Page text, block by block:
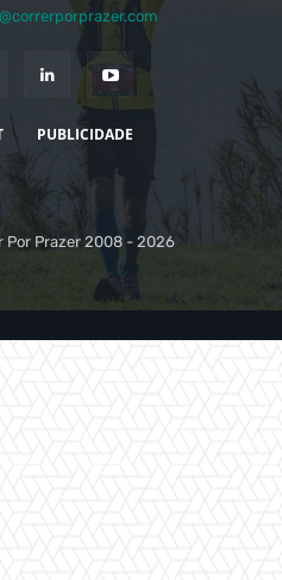
PUBLICIDADE
Prazer 2008 - 2026